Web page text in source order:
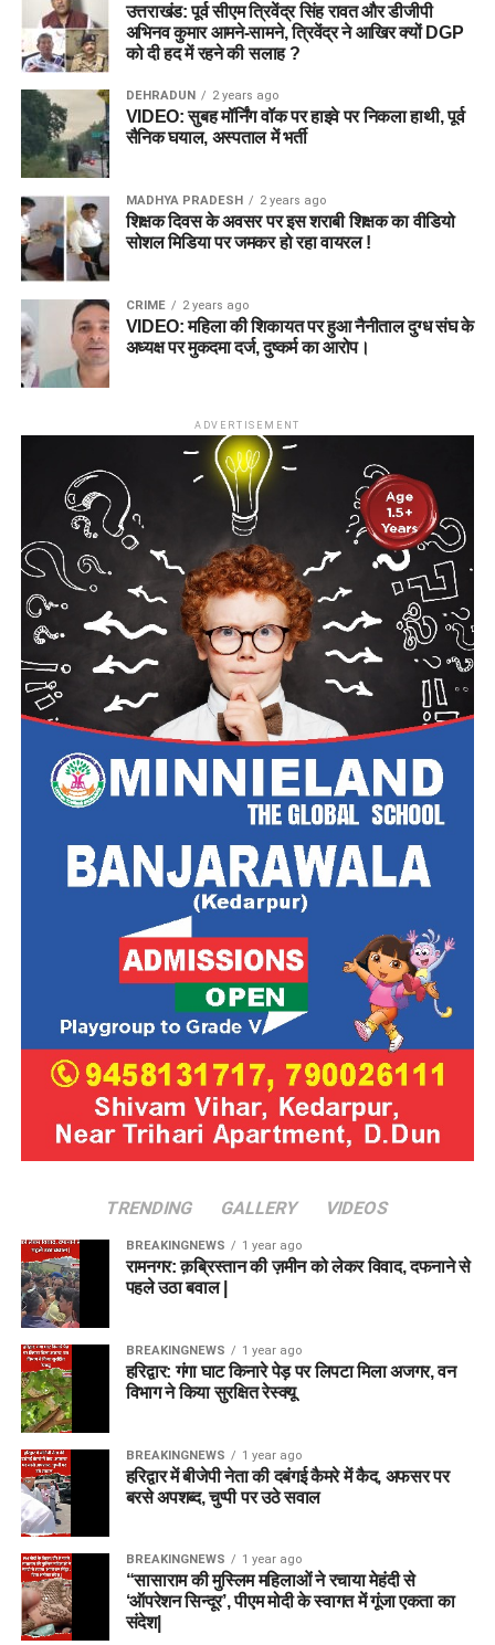
उत्तराखंड: पूर्व सीएम त्रिवेंद्र सिंह रावत और डीजीपी
अभिनव कुमार आमने-सामने, त्रिवेंद्र ने आखिर क्यों DGP
को दी हद में रहने की सलाह ?
DEHRADUN 2 years ago
VIDEO: सुबह मॉर्निंग वॉक पर हाइवे पर निकला हाथी, पूर्व
सैनिक घयाल, अस्पताल में भर्ती
MADHYA PRADESH 2 years ago
शिक्षक दिवस के अवसर पर इस शराबी शिक्षक का वीडियो
सोशल मिडिया पर जमकर हो रहा वायरल !
CRIME 2 years ago
VIDEO: महिला की शिकायत पर हुआ नैनीताल दुग्ध संघ के
अध्यक्ष पर मुकदमा दर्ज, दुष्कर्म का आरोप।
ADVERTISEMENT
TRENDING GALLERY VIDEOS
BREAKINGNEWS 1 year ago
रामनगर: क़ब्रिस्तान की ज़मीन को लेकर विवाद, दफनाने से
पहले उठा बवाल |
BREAKINGNEWS 1 year ago
हरिद्वार: गंगा घाट किनारे पेड़ पर लिपटा मिला अजगर, वन
विभाग ने किया सुरक्षित रेस्क्यू
BREAKINGNEWS 1 year ago
हरिद्वार में बीजेपी नेता की दबंगई कैमरे में कैद, अफसर पर
बरसे अपशब्द, चुप्पी पर उठे सवाल
BREAKINGNEWS 1 year ago
“सासाराम की मुस्लिम महिलाओं ने रचाया मेहंदी से
‘ऑपरेशन सिन्दूर’, पीएम मोदी के स्वागत में गूंजा एकता का
संदेश|